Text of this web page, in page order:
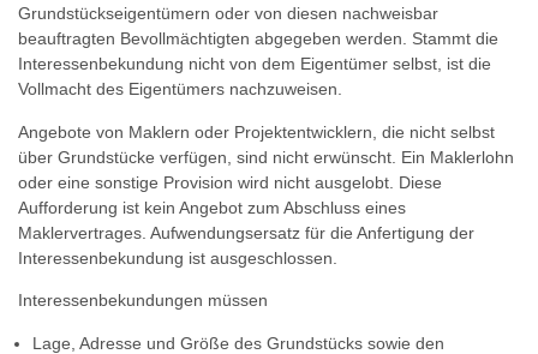
Grundstückseigentümern oder von diesen nachweisbar
beauftragten Bevollmächtigten abgegeben werden. Stammt die
Interessenbekundung nicht von dem Eigentümer selbst, ist die
Vollmacht des Eigentümers nachzuweisen.
Angebote von Maklern oder Projektentwicklern, die nicht selbst
über Grundstücke verfügen, sind nicht erwünscht. Ein Maklerlohn
oder eine sonstige Provision wird nicht ausgelobt. Diese
Aufforderung ist kein Angebot zum Abschluss eines
Maklervertrages. Aufwendungsersatz für die Anfertigung der
Interessenbekundung ist ausgeschlossen.
Interessenbekundungen müssen
Lage, Adresse und Größe des Grundstücks sowie den